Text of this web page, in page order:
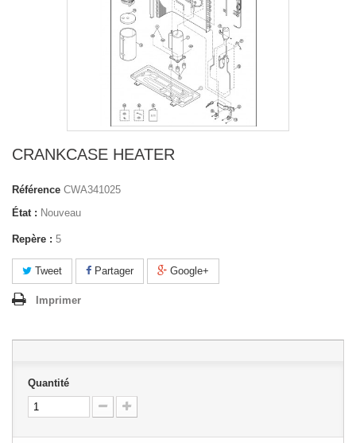
CRANKCASE HEATER
Référence CWA341025
État : Nouveau
Repère : 5
Tweet Partager Google+
Imprimer
Quantité